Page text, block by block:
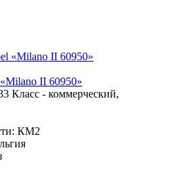
II 60950»
Класс - коммерческий,
КМ2